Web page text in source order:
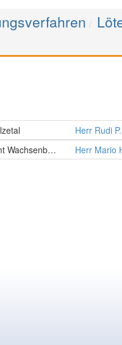
Herr Rudi P.
99334 Amt Wachsenburg Herr Mario